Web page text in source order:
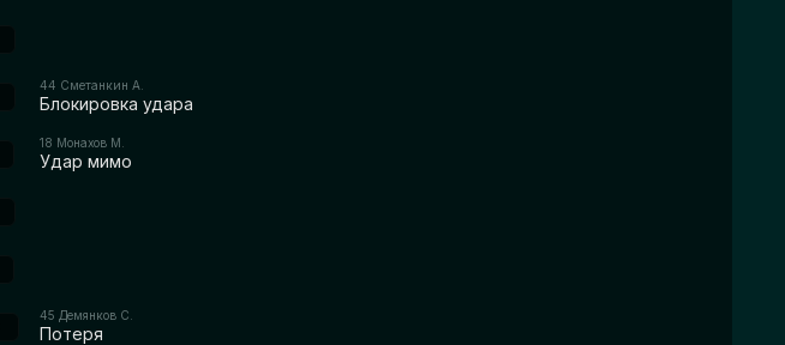
44 Сметанкин А.
Блокировка удара
18 Монахов М.
Удар мимо
45 Демянков С.
Потеря